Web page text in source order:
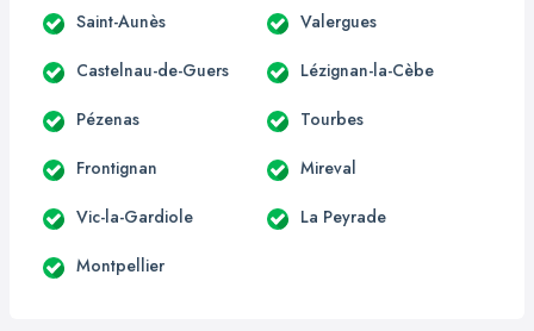
Saint-Aunès Valergues
Castelnau-de-Guers Lézignan-la-Cèbe
Pézenas Tourbes
Frontignan Mireval
Vic-la-Gardiole La Peyrade
Montpellier